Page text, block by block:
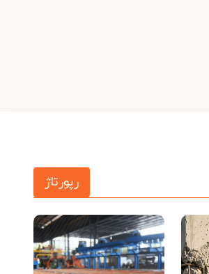
رپورتاژ